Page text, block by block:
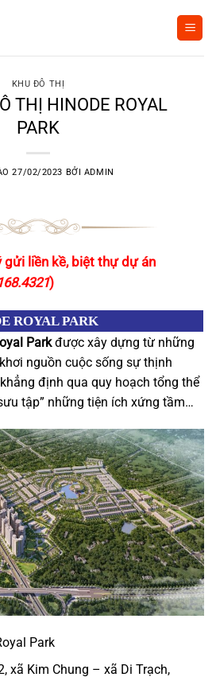
KHU ĐÔ THỊ
THỊ HINODE ROYAL
PARK
27/02/2023 BỞI ADMIN
gửi liền kề, biệt thự dự án
)
ROYAL PARK
Parkđược xây dựng từ những
nguồn cuộc sống sự thịnh
định qua quy hoạch tổng thể
tập” những tiện ích xứng tầm…
Park
xã Kim Chung – xã Di Trạch,